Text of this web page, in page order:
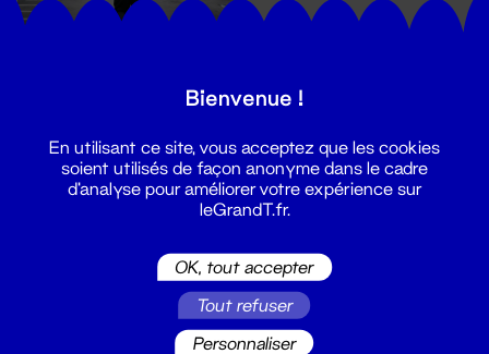
Suivez toutes les actualités du
Bienvenue !
En utilisant ce site, vous acceptez que les cookies
soient utilisés de façon anonyme dans le cadre
d'analyse pour améliorer votre expérience sur
leGrandT.fr.
OK, tout accepter
Tout refuser
Personnaliser